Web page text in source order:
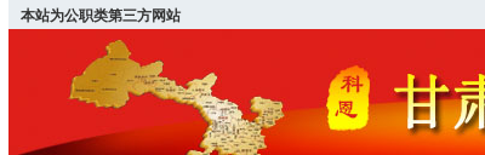
本站为公职类第三方网站